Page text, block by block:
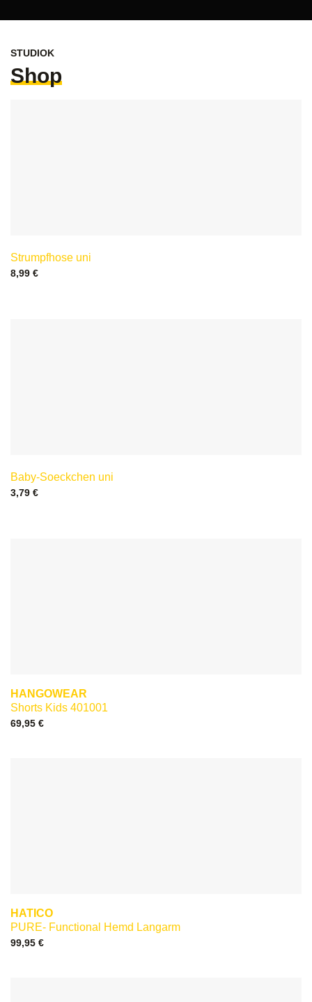
STUDIOK
Shop
Strumpfhose uni
8,99 €
Baby-Soeckchen uni
3,79 €
HANGOWEAR
Shorts Kids 401001
69,95 €
HATICO
PURE- Functional Hemd Langarm
99,95 €